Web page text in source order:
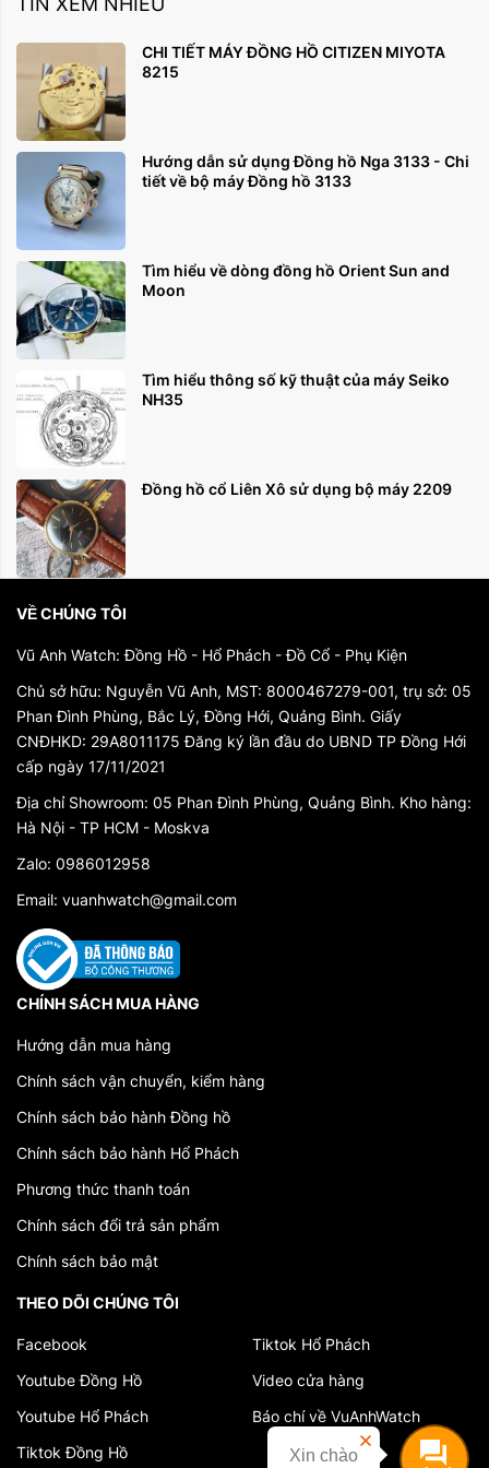
CHI TIẾT MÁY ĐỒNG HỒ CITIZEN MIYOTA
8215
Hướng dẫn sử dụng Đồng hồ Nga 3133 - Chi
tiết về bộ máy Đồng hồ 3133
Tìm hiểu về dòng đồng hồ Orient Sun and
Moon
Tìm hiểu thông số kỹ thuật của máy Seiko
NH35
Đồng hồ cổ Liên Xô sử dụng bộ máy 2209
VỀ CHÚNG TÔI
Vũ Anh Watch: Đồng Hồ - Hổ Phách - Đồ Cổ - Phụ Kiện
Chủ sở hữu: Nguyễn Vũ Anh, MST: 8000467279-001, trụ sở: 05
Phan Đình Phùng, Bắc Lý, Đồng Hới, Quảng Bình. Giấy
CNĐHKD: 29A8011175 Đăng ký lần đầu do UBND TP Đồng Hới
cấp ngày 17/11/2021
Địa chỉ Showroom: 05 Phan Đình Phùng, Quảng Bình. Kho hàng:
Hà Nội - TP HCM - Moskva
Zalo: 0986012958
Email: vuanhwatch@gmail.com
CHÍNH SÁCH MUA HÀNG
Hướng dẫn mua hàng
Chính sách vận chuyển, kiểm hàng
Chính sách bảo hành Đồng hồ
Chính sách bảo hành Hổ Phách
Phương thức thanh toán
Chính sách đổi trả sản phẩm
Chính sách bảo mật
THEO DÕI CHÚNG TÔI
Facebook
Youtube Đồng Hồ
Youtube Hổ Phách
Tiktok Đồng Hồ
Tiktok Hổ Phách
Video cửa hàng
Báo chí về VuAnhWatch
Xin chào